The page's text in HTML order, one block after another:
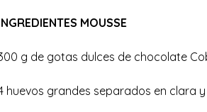
MOUSSE
g de gotas dulces de chocolate
huevos grandes separados en clara